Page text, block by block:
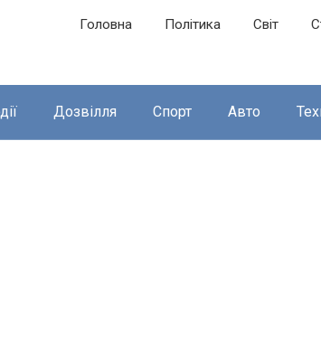
Головна Політика Світ
Дозвілля Спорт Авто